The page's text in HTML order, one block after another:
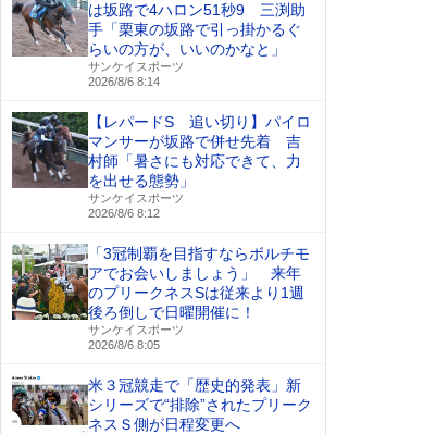
は坂路で4ハロン51秒9 三渕助
手「栗東の坂路で引っ掛かるぐ
らいの方が、いいのかなと」
サンケイスポーツ
2026/8/6 8:14
【レパードS 追い切り】パイロ
マンサーが坂路で併せ先着 吉
村師「暑さにも対応できて、力
を出せる態勢」
サンケイスポーツ
2026/8/6 8:12
「3冠制覇を目指すならボルチモ
アでお会いしましょう」 来年
のプリークネスSは従来より1週
後ろ倒しで日曜開催に！
サンケイスポーツ
2026/8/6 8:05
米３冠競走で「歴史的発表」新
シリーズで“排除”されたプリーク
ネスＳ側が日程変更へ